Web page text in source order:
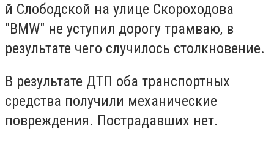
й Слободской на улице Скороходова
"BMW" не уступил дорогу трамваю, в
результате чего случилось столкновение.
В результате ДТП оба транспортных
средства получили механические
повреждения. Пострадавших нет.